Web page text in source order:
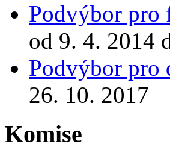
Podvýbor pro
od 9. 4. 2014
Podvýbor pro
26. 10. 2017
Komise